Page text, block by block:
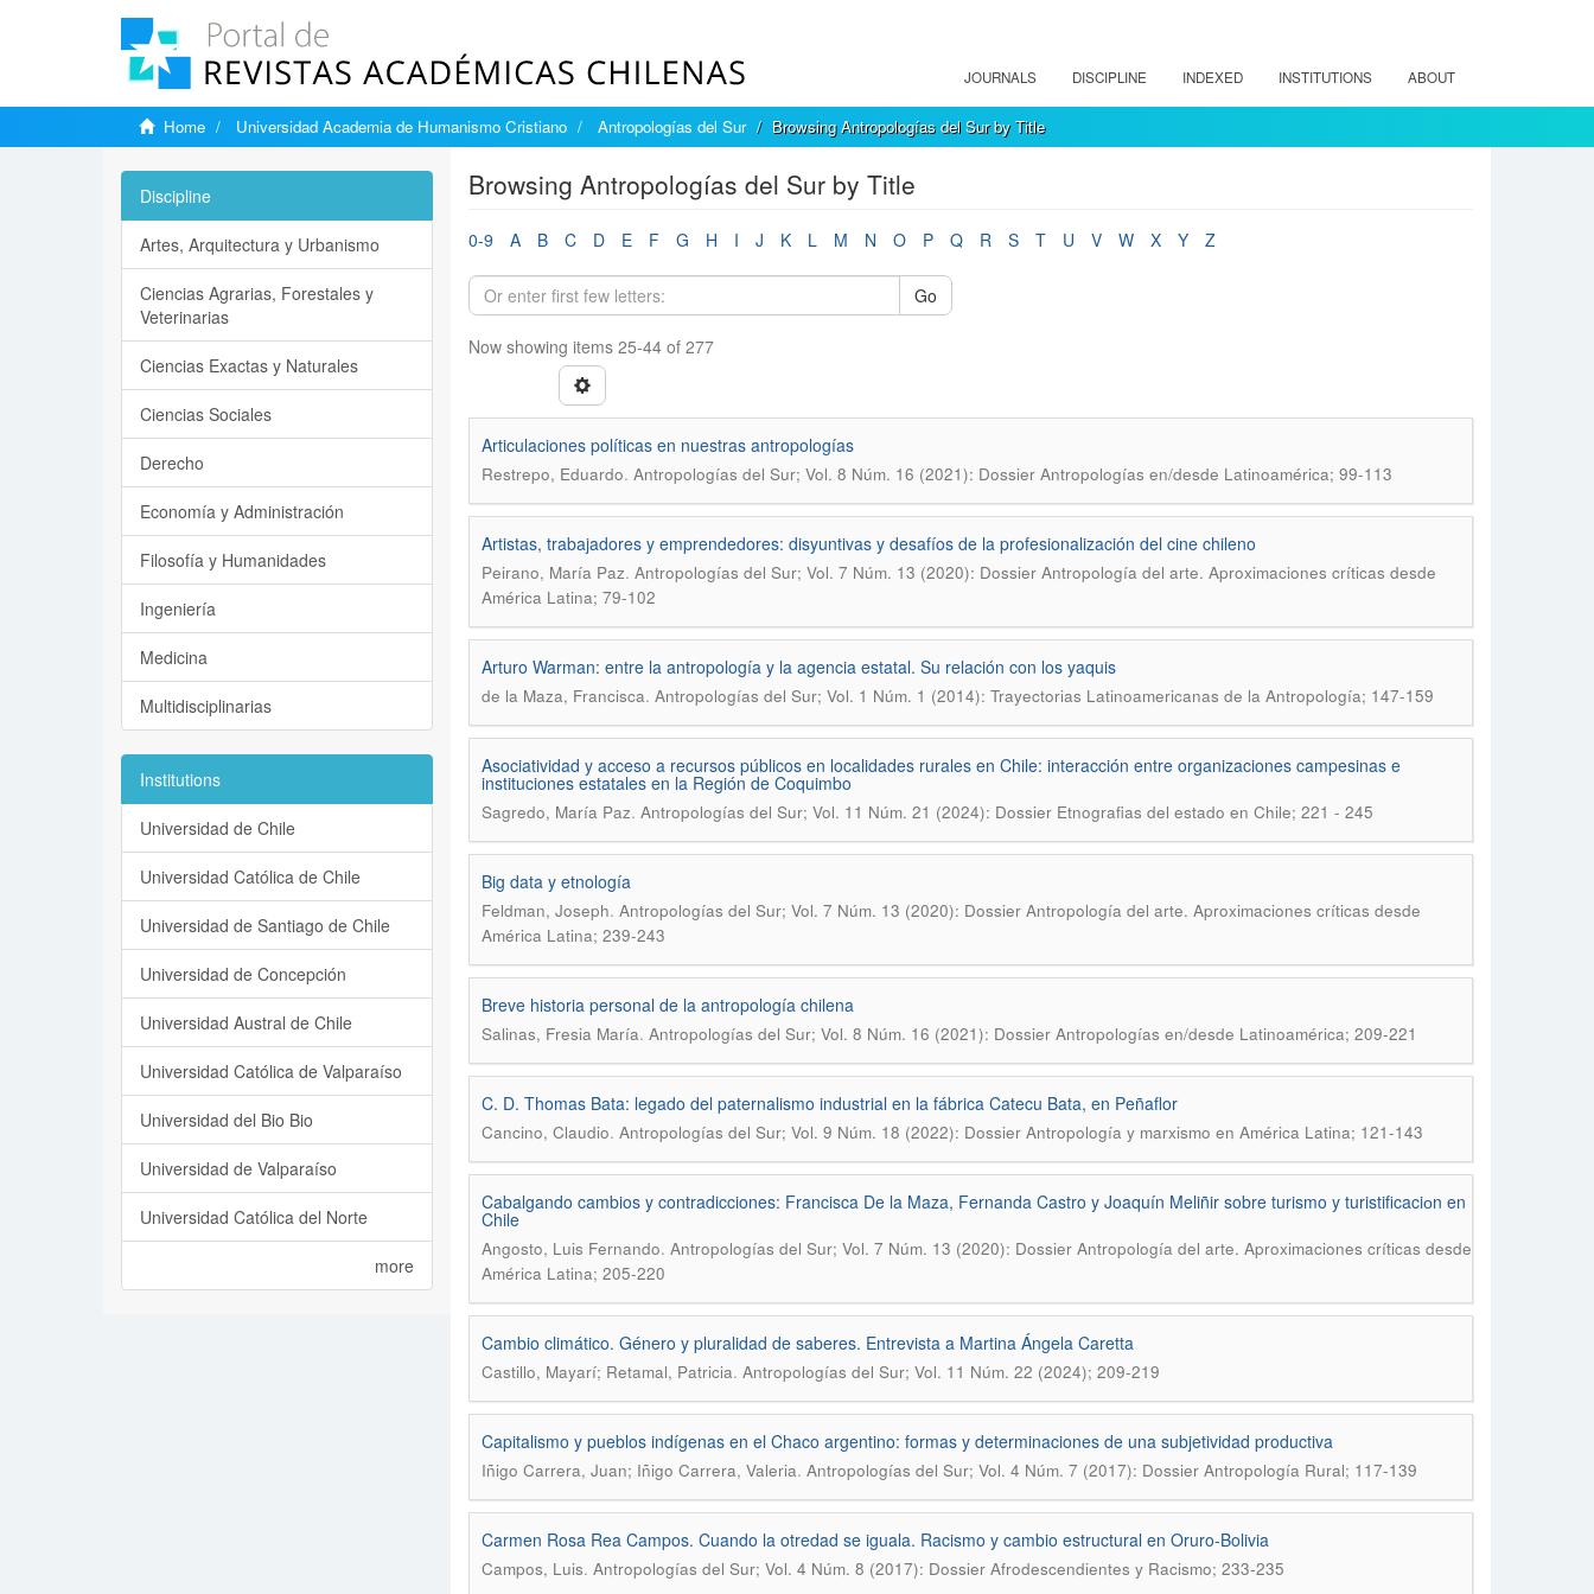
JOURNALS DISCIPLINE INDEXED INSTITUTIONS ABOUT
Home Universidad Academia de Humanismo Cristiano Antropologías del Sur Browsing Antropologías del Sur by Title
Browsing Antropologías del Sur by Title
0-9 A B C D E F G H I J K L M N O P Q R S T U V W X Y Z
Go
Now showing items 25-44 of 277
Articulaciones políticas en nuestras antropologías
Restrepo, Eduardo. Antropologías del Sur; Vol. 8 Núm. 16 (2021): Dossier Antropologías en/desde Latinoamérica; 99-113
Artistas, trabajadores y emprendedores: disyuntivas y desafíos de la profesionalización del cine chileno
Peirano, María Paz. Antropologías del Sur; Vol. 7 Núm. 13 (2020): Dossier Antropología del arte. Aproximaciones críticas desde
América Latina; 79-102
Arturo Warman: entre la antropología y la agencia estatal. Su relación con los yaquis
de la Maza, Francisca. Antropologías del Sur; Vol. 1 Núm. 1 (2014): Trayectorias Latinoamericanas de la Antropología; 147-159
Asociatividad y acceso a recursos públicos en localidades rurales en Chile: interacción entre organizaciones campesinas e
instituciones estatales en la Región de Coquimbo
Sagredo, María Paz. Antropologías del Sur; Vol. 11 Núm. 21 (2024): Dossier Etnografias del estado en Chile; 221 - 245
Big data y etnología
Feldman, Joseph. Antropologías del Sur; Vol. 7 Núm. 13 (2020): Dossier Antropología del arte. Aproximaciones críticas desde
América Latina; 239-243
Breve historia personal de la antropología chilena
Salinas, Fresia María. Antropologías del Sur; Vol. 8 Núm. 16 (2021): Dossier Antropologías en/desde Latinoamérica; 209-221
C. D. Thomas Bata: legado del paternalismo industrial en la fábrica Catecu Bata, en Peñaflor
Cancino, Claudio. Antropologías del Sur; Vol. 9 Núm. 18 (2022): Dossier Antropología y marxismo en América Latina; 121-143
Cabalgando cambios y contradicciones: Francisca De la Maza, Fernanda Castro y Joaquín Meliñir sobre turismo y turistificaciоn en
Chile
Angosto, Luis Fernando. Antropologías del Sur; Vol. 7 Núm. 13 (2020): Dossier Antropología del arte. Aproximaciones críticas desde
América Latina; 205-220
Cambio climático. Género y pluralidad de saberes. Entrevista a Martina Ángela Caretta
Castillo, Mayarí; Retamal, Patricia. Antropologías del Sur; Vol. 11 Núm. 22 (2024); 209-219
Capitalismo y pueblos indígenas en el Chaco argentino: formas y determinaciones de una subjetividad productiva
Iñigo Carrera, Juan; Iñigo Carrera, Valeria. Antropologías del Sur; Vol. 4 Núm. 7 (2017): Dossier Antropología Rural; 117-139
Carmen Rosa Rea Campos. Cuando la otredad se iguala. Racismo y cambio estructural en Oruro-Bolivia
Campos, Luis. Antropologías del Sur; Vol. 4 Núm. 8 (2017): Dossier Afrodescendientes y Racismo; 233-235
Discipline
Artes, Arquitectura y Urbanismo
Ciencias Agrarias, Forestales y
Veterinarias
Ciencias Exactas y Naturales
Ciencias Sociales
Derecho
Economía y Administración
Filosofía y Humanidades
Ingeniería
Medicina
Multidisciplinarias
Institutions
Universidad de Chile
Universidad Católica de Chile
Universidad de Santiago de Chile
Universidad de Concepción
Universidad Austral de Chile
Universidad Católica de Valparaíso
Universidad del Bio Bio
Universidad de Valparaíso
Universidad Católica del Norte
more